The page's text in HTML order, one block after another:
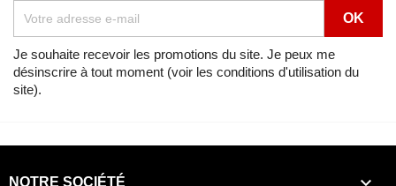
Lien
Voir
Africa Twin 750 SHASTA WHITE (NH138H) de 1992
Vue éclatée
RESERVOIR A CARBURANT/POMPE A CARBURANT
Lien
Je souhaite recevoir les promotions du site. Je peux me
désinscrire à tout moment (voir les conditions d'utilisation du
site).
NOTRE SOCIÉTÉ